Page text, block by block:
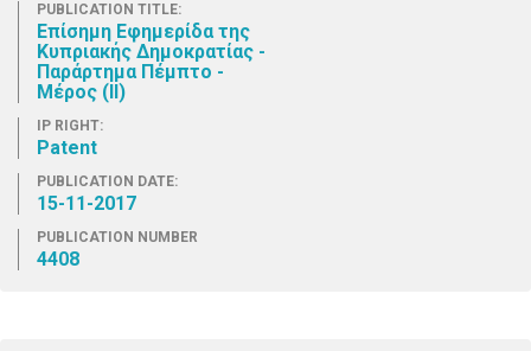
PUBLICATION TITLE:
Επίσημη Εφημερίδα της
Κυπριακής Δημοκρατίας -
Παράρτημα Πέμπτο -
Μέρος (ΙΙ)
IP RIGHT:
Patent
PUBLICATION DATE:
15-11-2017
PUBLICATION NUMBER
4408